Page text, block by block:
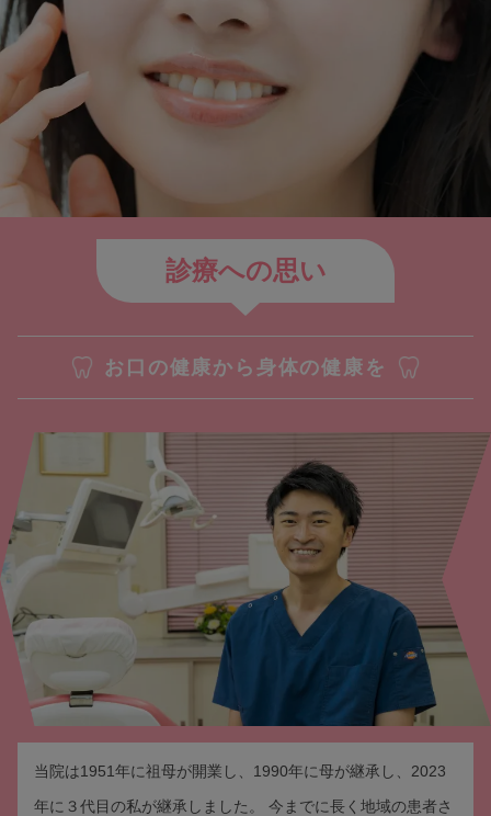
診療への思い
お口の健康から身体の健康を
当院は1951年に祖母が開業し、1990年に母が継承し、2023
年に３代目の私が継承しました。 今までに長く地域の患者さ